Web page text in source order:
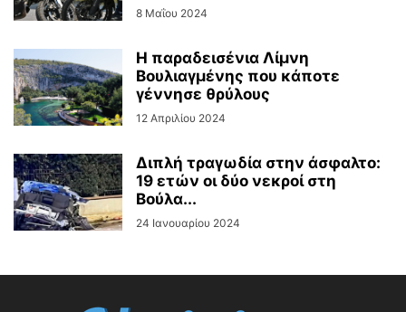
8 Μαΐου 2024
Η παραδεισένια Λίμνη
Βουλιαγμένης που κάποτε
γέννησε θρύλους
12 Απριλίου 2024
Διπλή τραγωδία στην άσφαλτο:
19 ετών οι δύο νεκροί στη
Βούλα...
24 Ιανουαρίου 2024